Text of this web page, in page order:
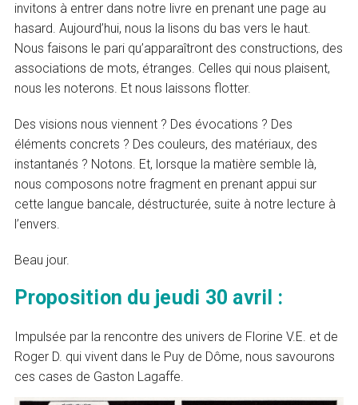
invitons à entrer dans notre livre en prenant une page au
hasard. Aujourd’hui, nous la lisons du bas vers le haut.
Nous faisons le pari qu’apparaîtront des constructions, des
associations de mots, étranges. Celles qui nous plaisent,
nous les noterons. Et nous laissons flotter.
Des visions nous viennent ? Des évocations ? Des
éléments concrets ? Des couleurs, des matériaux, des
instantanés ? Notons. Et, lorsque la matière semble là,
nous composons notre fragment en prenant appui sur
cette langue bancale, déstructurée, suite à notre lecture à
l’envers.
Beau jour.
Proposition du jeudi 30 avril :
Impulsée par la rencontre des univers de Florine V.E. et de
Roger D. qui vivent dans le Puy de Dôme, nous savourons
ces cases de Gaston Lagaffe.